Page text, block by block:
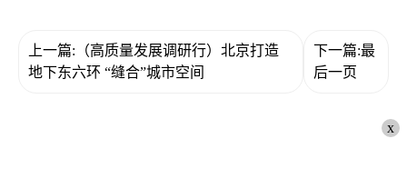
上一篇:（高质量发展调研行）北京打造
地下东六环 “缝合”城市空间
下一篇:最
后一页
x